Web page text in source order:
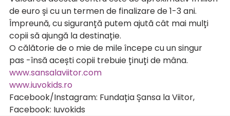
de euro și cu un termen de finalizare de 1-3 ani.
Împreună, cu siguranță putem ajută cât mai mulți
copii să ajungă la destinație.
O călătorie de o mie de mile începe cu un singur
pas -însă acești copii trebuie ținuți de mâna.
www.sansalaviitor.com
www.iuvokids.ro
Facebook/Instagram: Fundația Șansa la Viitor,
Facebook: Iuvokids